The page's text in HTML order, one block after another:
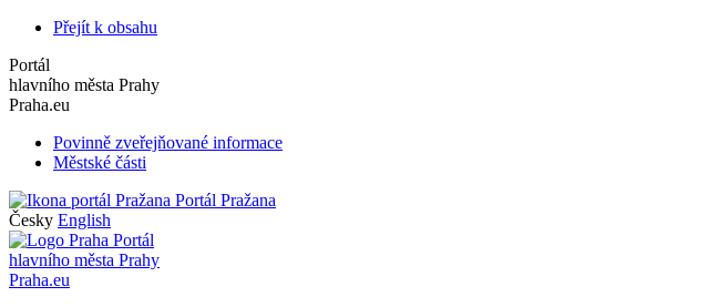
Přejít k obsahu
Portál
hlavního města Prahy
Praha.eu
Povinně zveřejňované informace
Městské části
Portál Pražana
Česky English
Portál
hlavního města Prahy
Praha.eu